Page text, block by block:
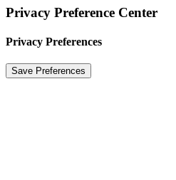
Privacy Preference Center
Privacy Preferences